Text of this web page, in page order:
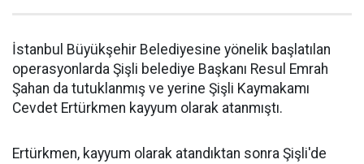
İstanbul Büyükşehir Belediyesine yönelik başlatılan
operasyonlarda Şişli belediye Başkanı Resul Emrah
Şahan da tutuklanmış ve yerine Şişli Kaymakamı
Cevdet Ertürkmen kayyum olarak atanmıştı.
Ertürkmen, kayyum olarak atandıktan sonra Şişli'de